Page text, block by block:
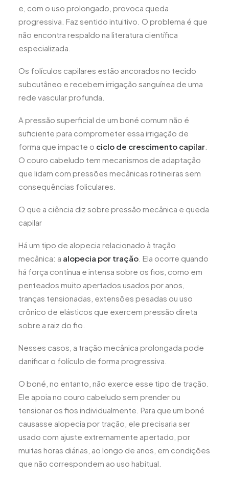
e, com o uso prolongado, provoca queda
progressiva. Faz sentido intuitivo. O problema é que
não encontra respaldo na literatura científica
especializada.
Os folículos capilares estão ancorados no tecido
subcutâneo e recebem irrigação sanguínea de uma
rede vascular profunda.
A pressão superficial de um boné comum não é
suficiente para comprometer essa irrigação de
forma que impacte o ciclo de crescimento capilar
O couro cabeludo tem mecanismos de adaptação
que lidam com pressões mecânicas rotineiras sem
consequências foliculares.
O que a ciência diz sobre pressão mecânica e queda
capilar
Há um tipo de alopecia relacionado à tração
mecânica: a alopecia por tração . Ela ocorre quando
há força contínua e intensa sobre os fios, como em
penteados muito apertados usados por anos,
tranças tensionadas, extensões pesadas ou uso
crônico de elásticos que exercem pressão direta
sobre a raiz do fio.
Nesses casos, a tração mecânica prolongada pode
danificar o folículo de forma progressiva.
O boné, no entanto, não exerce esse tipo de tração.
Ele apoia no couro cabeludo sem prender ou
tensionar os fios individualmente. Para que um boné
causasse alopecia por tração, ele precisaria ser
usado com ajuste extremamente apertado, por
muitas horas diárias, ao longo de anos, em condições
que não correspondem ao uso habitual.